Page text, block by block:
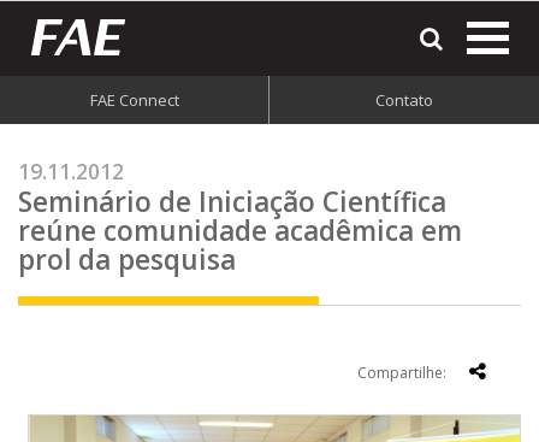
FAE Connect Contato
19.11.2012
Seminário de Iniciação Científica
reúne comunidade acadêmica em
prol da pesquisa
Compartilhe: